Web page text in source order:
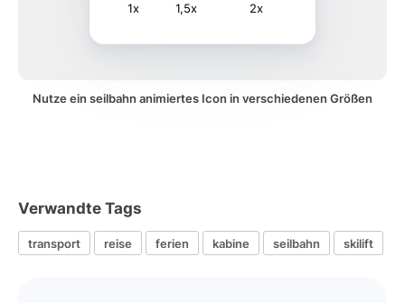
1x 1,5x 2x
Nutze ein seilbahn animiertes Icon in verschiedenen Größen
Verwandte Tags
transport reise ferien kabine seilbahn skilift